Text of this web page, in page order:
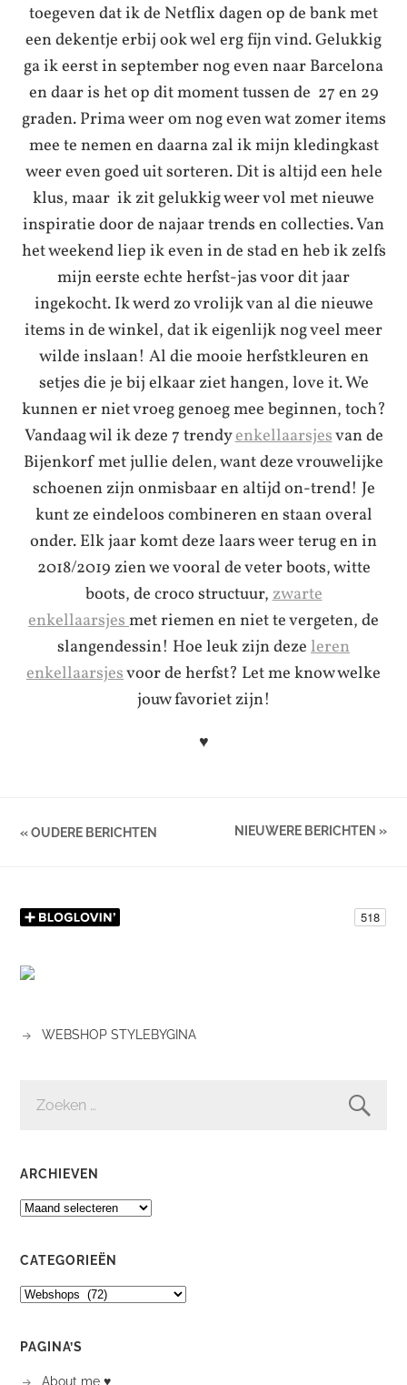
toegeven dat ik de Netflix dagen op de bank met
een dekentje erbij ook wel erg fijn vind. Gelukkig
ga ik eerst in september nog even naar Barcelona
en daar is het op dit moment tussen de 27 en 29
graden. Prima weer om nog even wat zomer items
mee te nemen en daarna zal ik mijn kledingkast
weer even goed uit sorteren. Dit is altijd een hele
klus, maar ik zit gelukkig weer vol met nieuwe
inspiratie door de najaar trends en collecties. Van
het weekend liep ik even in de stad en heb ik zelfs
mijn eerste echte herfst-jas voor dit jaar
ingekocht. Ik werd zo vrolijk van al die nieuwe
items in de winkel, dat ik eigenlijk nog veel meer
wilde inslaan! Al die mooie herfstkleuren en
setjes die je bij elkaar ziet hangen, love it. We
kunnen er niet vroeg genoeg mee beginnen, toch?
Vandaag wil ik deze 7 trendyenkellaarsjesvan de
Bijenkorf met jullie delen, want deze vrouwelijke
schoenen zijn onmisbaar en altijd on-trend! Je
kunt ze eindeloos combineren en staan overal
onder. Elk jaar komt deze laars weer terug en in
2018/2019 zien we vooral de veter boots, witte
boots, de croco structuur,zwarte
enkellaarsjesmet riemen en niet te vergeten, de
slangendessin! Hoe leuk zijn dezeleren
enkellaarsjesvoor de herfst? Let me know welke
jouw favoriet zijn!
♥
« OUDERE BERICHTEN NIEUWERE BERICHTEN »
WEBSHOP STYLEBYGINA
NAAR:
ARCHIEVEN
ARCHIEVEN
CATEGORIEËN
CATEGORIEËN
PAGINA’S
About me ♥